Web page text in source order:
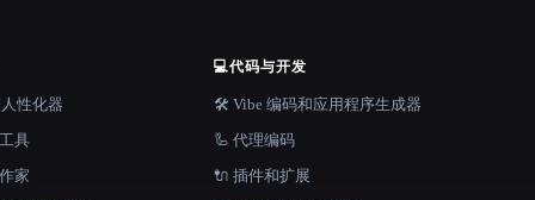
性化器
具
家
💻代码与开发
🛠️ Vibe 编码和应用程序生成器
🦾 代理编码
🔌 插件和扩展